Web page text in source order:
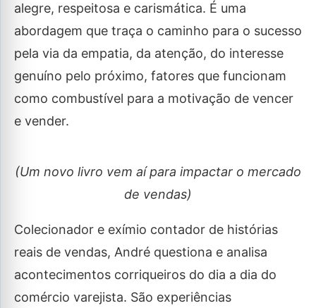
alegre, respeitosa e carismática. É uma
abordagem que traça o caminho para o sucesso
pela via da empatia, da atenção, do interesse
genuíno pelo próximo, fatores que funcionam
como combustível para a motivação de vencer
e vender.
(Um novo livro vem aí para impactar o mercado
de vendas)
Colecionador e exímio contador de histórias
reais de vendas, André questiona e analisa
acontecimentos corriqueiros do dia a dia do
comércio varejista. São experiências